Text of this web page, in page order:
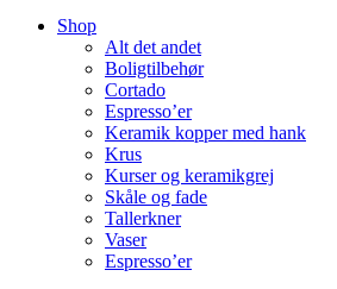
Shop
Alt det andet
Boligtilbehør
Cortado
Espresso’er
Keramik kopper med hank
Krus
Kurser og keramikgrej
Skåle og fade
Tallerkner
Vaser
Espresso’er